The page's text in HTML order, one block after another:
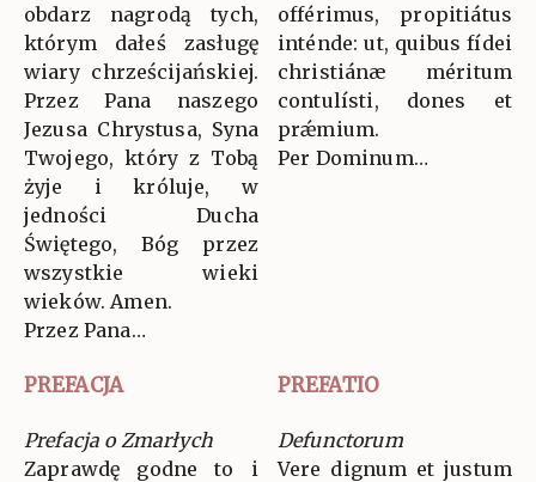
obdarz nagrodą tych,
którym dałeś zasługę
wiary chrześcijańskiej.
Przez Pana naszego
Jezusa Chrystusa, Syna
Twojego, który z Tobą
żyje i króluje, w
jedności Ducha
Świętego, Bóg przez
wszystkie wieki
wieków. Amen.
Przez Pana…
offérimus, propitiátus
inténde: ut, quibus fídei
christiánæ méritum
contulísti, dones et
prǽmium.
Per Dominum…
PREFACJA PREFATIO
Prefacja o Zmarłych
Zaprawdę godne to i
Defunctorum
Vere dignum et justum